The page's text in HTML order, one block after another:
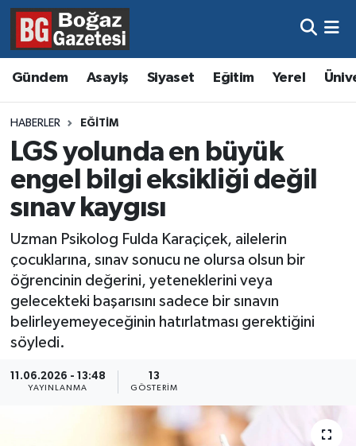
Gündem Asayiş Siyaset Eğitim Yerel
HABERLER EĞITIM
LGS yolunda en büyük
engel bilgi eksikliği değil
sınav kaygısı
Uzman Psikolog Fulda Karaçiçek, ailelerin
çocuklarına, sınav sonucu ne olursa olsun bir
öğrencinin değerini, yeteneklerini veya
gelecekteki başarısını sadece bir sınavın
belirleyemeyeceğinin hatırlatması gerektiğini
söyledi.
11.06.2026 - 13:48
YAYINLANMA
13
GÖSTERIM
Asayiş
Eğitim
Ekonomi
Gündem
Kültür ve Sanat
Magazin
Resmi İlanlar
Sağlık
Hava Durumu
Trafik Durumu
Süper Lig Puan Durumu ve Fikstür
Tüm Manşetler
Son Dakika Haberleri
Haber Arşivi